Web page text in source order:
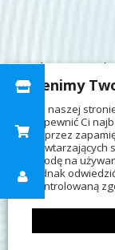
“Mój ojciec i
Język był
moich
Zamenhof,
13 faktów
Sztucznie
Cenimy
Na naszej
zapewnić Ci
poprzez
powtarzających
zgodę na
jednak
kontrolowaną